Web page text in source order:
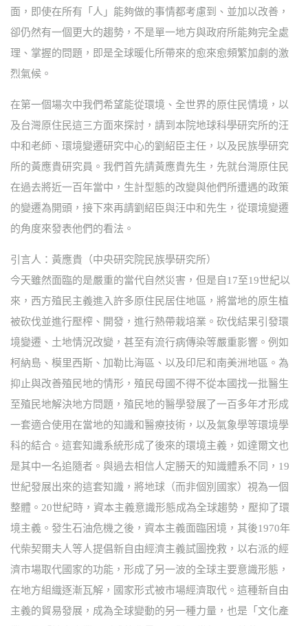
面，即使在所有「人」能夠做的事情都考慮到、並加以改善，
卻仍然有一個更大的趨勢，不是單一地方與政府所能夠完全處
理、掌握的問題，即是全球暖化所帶來的愈來愈頻繁加劇的激
烈氣候。
在第一個場次中我們希望能從環境、全世界的原住民情境，以
及台灣原住民這三方面來探討，請到本院地球科學研究所的汪
中和老師、環境變遷研究中心的劉紹臣主任，以及民族學研究
所的黃應貴研究員。我們首先請黃應貴先生，先就台灣原住民
在過去將近一百年當中，生計型態的改變與他們所遭遇的政策
的變遷為開頭，接下來再請劉紹臣與汪中和先生，從環境變遷
的角度來發表他們的看法。
引言人：黃應貴（中央研究院民族學研究所）
今天雖然面臨的是嚴重的當代自然災害，但是自17至19世紀以
來，西方殖民主義進入許多原住民居住地區，將當地的原生植
被砍伐並進行壓榨、開發，進行熱帶栽培業。砍伐結果引發環
境變遷、土地情況改變，甚至有流行病傳染等嚴重影響。例如
柯納島、模里西斯、加勒比海區、以及印尼和南美洲地區。為
抑止與改善殖民地的情形，殖民母國不得不從本國找一批醫生
至殖民地解決地方問題，殖民地的醫學發展了一百多年才形成
一套適合使用在當地的知識和醫療技術，以及氣象學等環境學
科的結合。這套知識系統形成了後來的環境主義，如達爾文也
是其中一名追隨者。與過去相信人定勝天的知識體系不同，19
世紀發展出來的這套知識，將地球（而非個別國家）視為一個
整體。20世紀時，資本主義意識形態成為全球趨勢，壓抑了環
境主義。發生石油危機之後，資本主義面臨困境，其後1970年
代柴契爾夫人等人提倡新自由經濟主義試圖挽救，以右派的經
濟市場取代國家的功能，形成了另一波的全球主要意識形態，
在地方組織逐漸瓦解，國家形式被市場經濟取代。這種新自由
主義的貿易發展，成為全球變動的另一種力量，也是「文化產